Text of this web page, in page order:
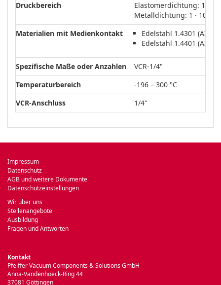
Druckbereich
Elastomerdichtung: 1 · 10
Metalldichtung: 1 · 10
Materialien mit Medienkontakt
Edelstahl 1.4301 (AISI
Edelstahl 1.4401 (AISI
Spezifische Maße oder Anzahlen
VCR-1/4"
Temperaturbereich
-196 – 300 °C
VCR-Anschluss
1/4"
Impressum
Datenschutz
AGB und weitere Dokumente
Datenschutzeinstellungen
Wir über uns
Stellenangebote
Ausbildung
Fragen und Antworten
Kontakt
Pfeiffer Vacuum Components & Solutions GmbH
Anna-Vandenhoeck-Ring 44
37081 Göttingen